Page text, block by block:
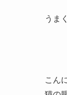
うま
こん